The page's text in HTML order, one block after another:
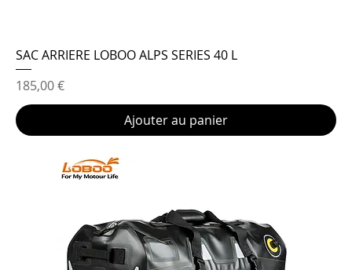
SAC ARRIERE LOBOO ALPS SERIES 40 L
Prix
185,00 €
Ajouter au panier